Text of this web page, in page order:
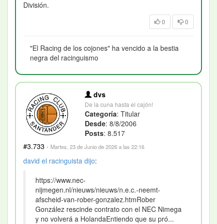
División.
0 0
"El Racing de los cojones" ha vencido a la bestia
negra del racinguismo
dvs
De la cuna hasta el cajón!
Categoría: Titular
Desde: 8/8/2006
Posts: 8.517
#3.733 · Martes, 23 de Junio de 2026 a las 22:16
david el racinguista dijo:
https://www.nec-
nijmegen.nl/nieuws/nieuws/n.e.c.-neemt-
afscheid-van-rober-gonzalez.htmRober
González rescinde contrato con el NEC Nimega
y no volverá a HolandaEntiendo que su pró...